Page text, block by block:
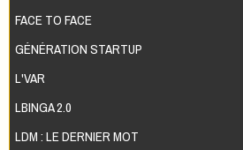
FACE TO FACE
GÉNÉRATION STARTUP
L'VAR
LBINGA 2.0
LDM : LE DERNIER MOT